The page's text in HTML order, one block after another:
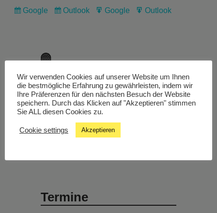
Subscribe
Google
Subscribe
Outlook
Export
Google
Export
Outlook
Livestream
Studiochat
Termine
Wir verwenden Cookies auf unserer Website um Ihnen
die bestmögliche Erfahrung zu gewährleisten, indem wir
Ihre Präferenzen für den nächsten Besuch der Website
speichern. Durch das Klicken auf "Akzeptieren" stimmen
Sie ALL diesen Cookies zu.
Cookie settings Akzeptieren